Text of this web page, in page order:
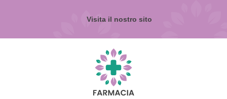
Visita il nostro sito